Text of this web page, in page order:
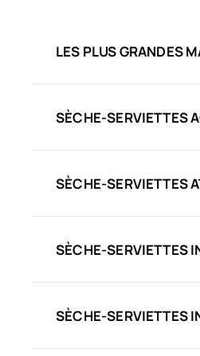
LES PLUS GRANDES
SÈCHE-SERVIETTES
SÈCHE-SERVIETTES
SÈCHE-SERVIETTES
SÈCHE-SERVIETTES